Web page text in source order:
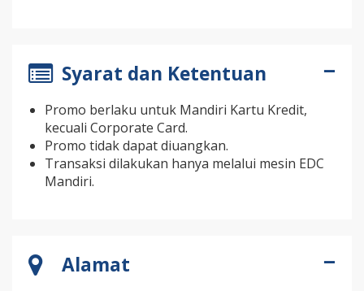
Syarat dan Ketentuan
Promo berlaku untuk Mandiri Kartu Kredit,
kecuali Corporate Card.
Promo tidak dapat diuangkan.
Transaksi dilakukan hanya melalui mesin EDC
Mandiri.
Alamat